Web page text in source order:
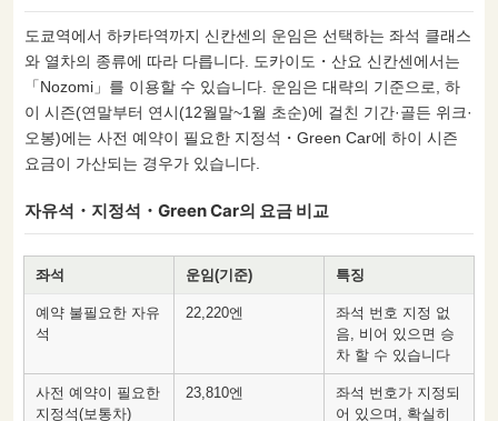
도쿄역에서 하카타역까지 신칸센의 운임은 선택하는 좌석 클래스
와 열차의 종류에 따라 다릅니다. 도카이도・산요 신칸센에서는
「Nozomi」를 이용할 수 있습니다. 운임은 대략의 기준으로, 하
이 시즌(연말부터 연시(12월말~1월 초순)에 걸친 기간·골든 위크·
오봉)에는 사전 예약이 필요한 지정석・Green Car에 하이 시즌
요금이 가산되는 경우가 있습니다.
자유석・지정석・Green Car의 요금 비교
좌석 운임(기준) 특징
예약 불필요한 자유
석
22,220엔
좌석 번호 지정 없
음, 비어 있으면 승
차 할 수 있습니다
사전 예약이 필요한
지정석(보통차)
23,810엔
좌석 번호가 지정되
어 있으며, 확실히